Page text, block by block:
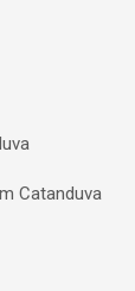
Catanduva